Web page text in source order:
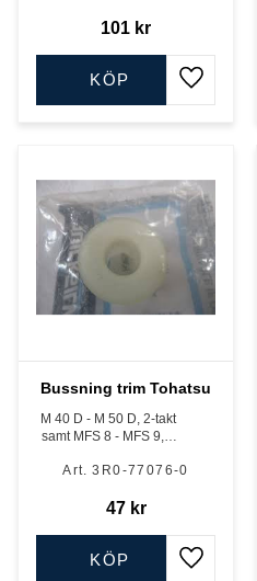
101 kr
Lägg till
KÖP
Bussning trim Tohatsu
M 40 D - M 50 D, 2-takt
samt MFS 8 - MFS 9,8,
333 cc och 351 cc, MFS
takt.
3R0-77076-0
47kr
Lägg till
KÖP